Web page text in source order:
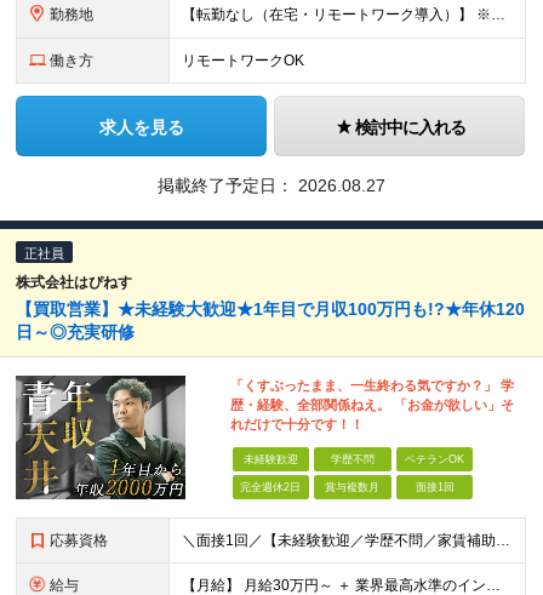
勤務地 【転勤なし（在宅・リモートワーク導入）】 ※フルリモートあり ※研修中に関しても下記となります。 【本社】 東京都千代田区神田和泉町1番地6-16ヤマトビル405 【プロジェクト先】 一都三県、北
働き方 リモートワークOK
求人を見る 検討中に入れる
掲載終了予定日： 2026.08.27
正社員
株式会社はぴねす
【買取営業】★未経験大歓迎★1年目で月収100万円も!?★年休120
日～◎充実研修
「くすぶったまま、一生終わる気ですか？」 学
歴・経験、全部関係ねえ。 「お金が欲しい」そ
れだけで十分です！！
未経験歓迎 学歴不問 ベテランOK
完全週休2日 賞与複数月 面接1回
応募資格 ＼面接1回／【未経験歓迎／学歴不問／家賃補助あり】 社会人デビューや＆収入アップを実現したい方 人柄を重視した採用を行っています。 書類選考は厳格ではなく、面接は基本1回！スピーディに選考を進めてい
給与 【月給】 月給30万円～ ＋ 業界最高水準のインセンティブ ＋ 各種手当 「稼がせたい」という会社の想いから、還元率は粗利の10～28％に設定。 頑張りがそのまま月収に直結する、嘘のない給与体系です